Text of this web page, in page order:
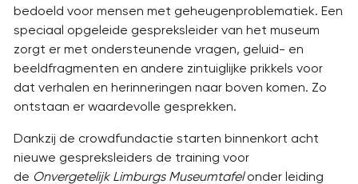
bedoeld voor mensen met geheugenproblematiek. Een
speciaal opgeleide gespreksleider van het museum
zorgt er met ondersteunende vragen, geluid- en
beeldfragmenten en andere zintuiglijke prikkels voor
dat verhalen en herinneringen naar boven komen. Zo
ontstaan er waardevolle gesprekken.
Dankzij de crowdfundactie starten binnenkort acht
nieuwe gespreksleiders de training voor
de Onvergetelijk Limburgs Museumtafelonder leiding